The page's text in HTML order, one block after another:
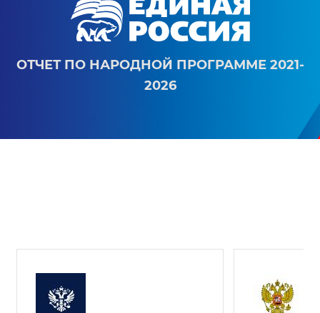
ОТЧЕТ ПО НАРОДНОЙ ПРОГРАММЕ 2021-
2026